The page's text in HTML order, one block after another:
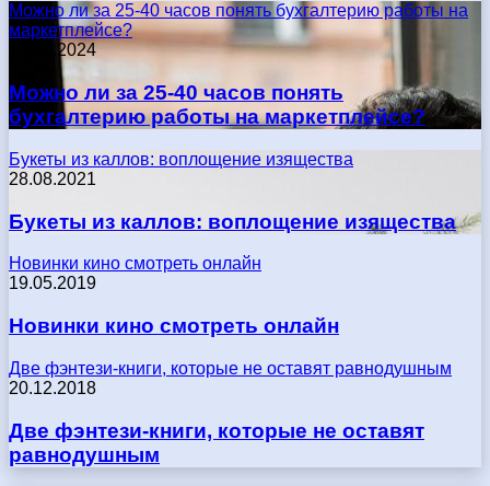
Можно ли за 25-40 часов понять бухгалтерию работы на
маркетплейсе?
17.05.2024
Можно ли за 25-40 часов понять
бухгалтерию работы на маркетплейсе?
Букеты из каллов: воплощение изящества
28.08.2021
Букеты из каллов: воплощение изящества
Новинки кино смотреть онлайн
19.05.2019
Новинки кино смотреть онлайн
Две фэнтези-книги, которые не оставят равнодушным
20.12.2018
Две фэнтези-книги, которые не оставят
равнодушным